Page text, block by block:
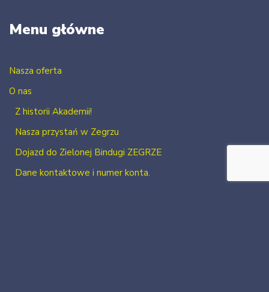
Menu główne
Nasza oferta
O nas
Z historii Akademii!
Nasza przystań w Zegrzu
Dojazd do Zielonej Bindugi ZEGRZE
Dane kontaktowe i numer konta.